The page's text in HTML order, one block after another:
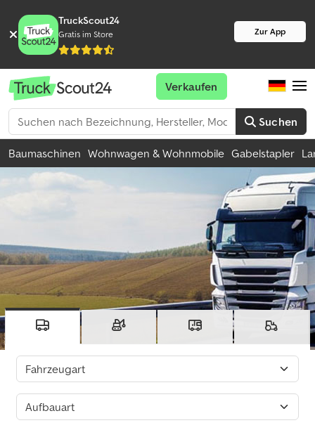
TruckScout24
Gratis im Store Zur App
Suchen
Verkaufen
Baumaschinen Wohnwagen & Wohnmobile Gabelstapler